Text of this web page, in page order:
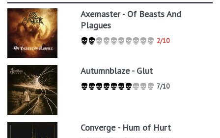
Axemaster - Of Beasts And
Plagues
2/10
Autumnblaze - Glut
7/10
Converge - Hum of Hurt